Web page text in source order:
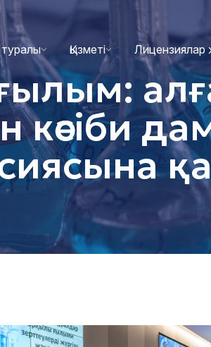
туралы Қызметі Лицензиялар
кәсіби